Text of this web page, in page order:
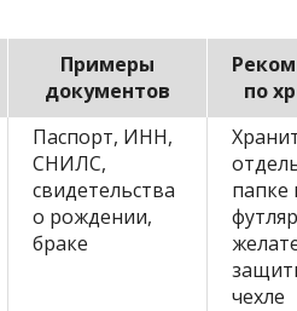
Примеры
документов
по
Паспорт, ИНН,
СНИЛС,
свидетельства
о рождении,
браке
папке
чехле